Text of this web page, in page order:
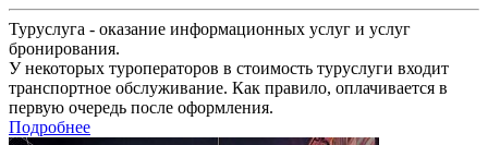
Туруслуга - оказание информационных услуг и услуг
бронирования.
У некоторых туроператоров в стоимость туруслуги входит
транспортное обслуживание. Как правило, оплачивается в
первую очередь после оформления.
Подробнее